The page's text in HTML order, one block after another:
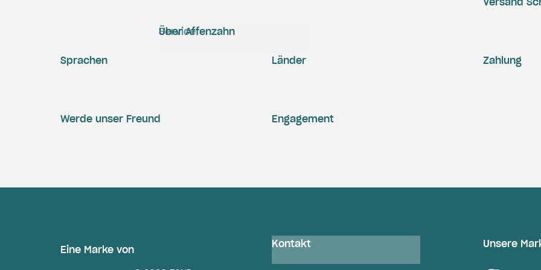
Service
Über Affenzahn
Zahlung
Engagement
Werde unser Freund
Sprachen Länder
Eine Marke von Kontakt Unsere